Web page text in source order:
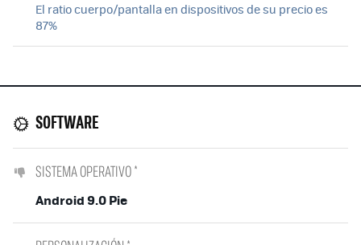
El ratio cuerpo/pantalla en dispositivos de su precio es
87%
SOFTWARE
SISTEMA OPERATIVO *
Android 9.0 Pie